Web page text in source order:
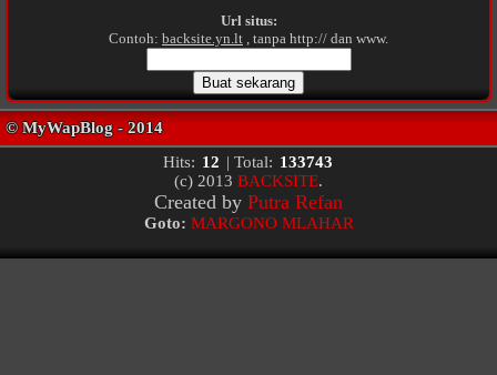
Url situs:
Contoh: backsite.yn.lt , tanpa http:// dan www.
Hits: 12 | Total: 133743
(c) 2013 BACKSITE.
Created by Putra Refan
Goto: MARGONO MLAHAR